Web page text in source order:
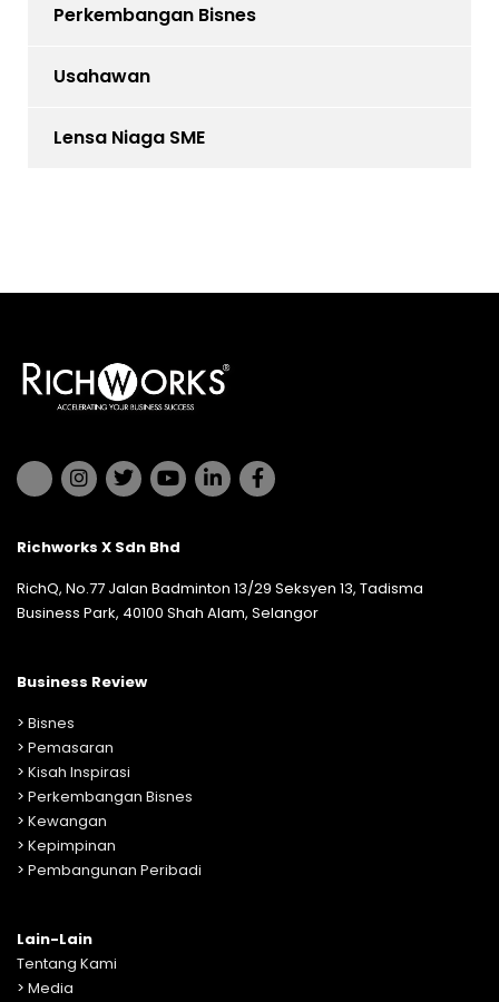
Perkembangan Bisnes
Usahawan
Lensa Niaga SME
Richworks X Sdn Bhd
RichQ, No.77 Jalan Badminton 13/29 Seksyen 13, Tadisma
Business Park, 40100 Shah Alam, Selangor
Business Review
> Bisnes
> Pemasaran
> Kisah Inspirasi
> Perkembangan Bisnes
> Kewangan
> Kepimpinan
> Pembangunan Peribadi
Lain-Lain
Tentang Kami
> Media